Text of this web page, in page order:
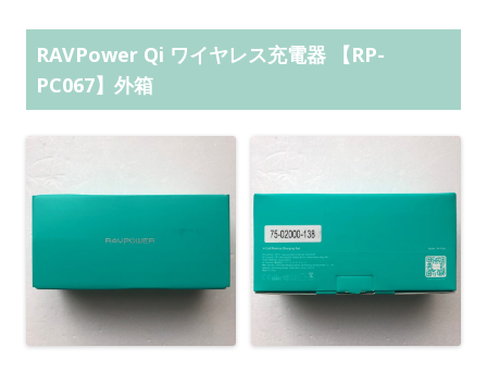
RAVPower Qi ワイヤレス充電器 【RP-
PC067】外箱